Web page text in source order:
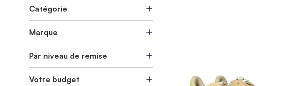
Catégorie
Marque
Par niveau de remise
Votre budget